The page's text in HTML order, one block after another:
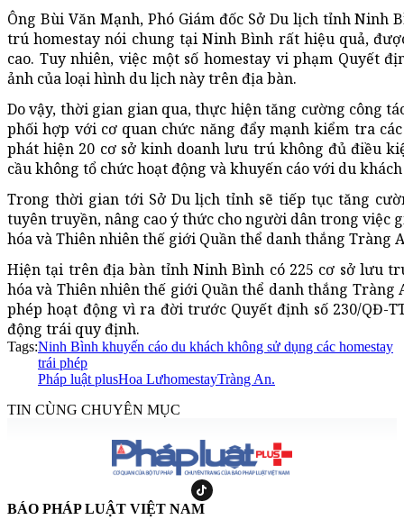
Ông Bùi Văn Mạnh, Phó Giám đốc Sở Du lịch tỉnh Ninh
trú homestay nói chung tại Ninh Bình rất hiệu quả,
cao. Tuy nhiên, việc một số homestay vi phạm Quyết
ảnh của loại hình du lịch này trên địa bàn.
Do vậy, thời gian gian qua, thực hiện tăng cường công
phối hợp với cơ quan chức năng đẩy mạnh kiểm tra
phát hiện 20 cơ sở kinh doanh lưu trú không đủ điều
cầu không tổ chức hoạt động và khuyến cáo với du
Trong thời gian tới Sở Du lịch tỉnh sẽ tiếp tục tăng
tuyên truyền, nâng cao ý thức cho người dân trong việc
hóa và Thiên nhiên thế giới Quần thể danh thắng Tràng
Hiện tại trên địa bàn tỉnh Ninh Bình có 225 cơ sở lưu
hóa và Thiên nhiên thế giới Quần thể danh thắng Tràng
phép hoạt động vì ra đời trước Quyết định số 230/QĐ-
động trái quy định.
Tags:Ninh Bình khuyến cáo du khách không sử dụng các homestay
trái phép
Pháp luật plusHoa LưhomestayTràng An.
TIN CÙNG CHUYÊN MỤC
BÁO PHÁP LUẬT VIỆT NAM